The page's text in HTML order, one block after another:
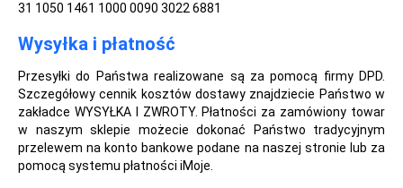
31 1050 1461 1000 0090 3022 6881
Wysyłka i płatność
Przesyłki do Państwa realizowane są za pomocą firmy DPD.
Szczegółowy cennik kosztów dostawy znajdziecie Państwo w
zakładce WYSYŁKA I ZWROTY. Płatności za zamówiony towar
w naszym sklepie możecie dokonać Państwo tradycyjnym
przelewem na konto bankowe podane na naszej stronie lub za
pomocą systemu płatności iMoje.